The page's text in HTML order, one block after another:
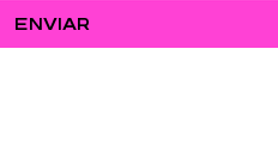
ENVIAR